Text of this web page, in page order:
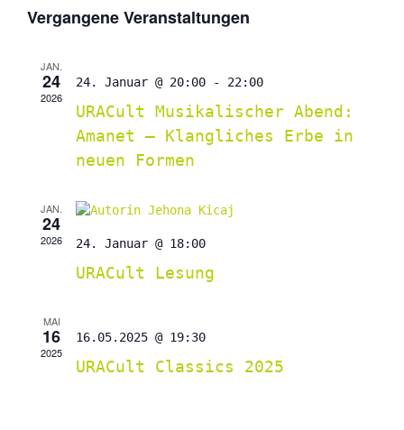
wählen.
Vergangene Veranstaltungen
JAN.
24
2026
24. Januar @ 20:00 - 22:00
URACult Musikalischer Abend:
Amanet – Klangliches Erbe in
neuen Formen
JAN.
24
2026 24. Januar @ 18:00
URACult Lesung
MAI
16
2025
16.05.2025 @ 19:30
URACult Classics 2025